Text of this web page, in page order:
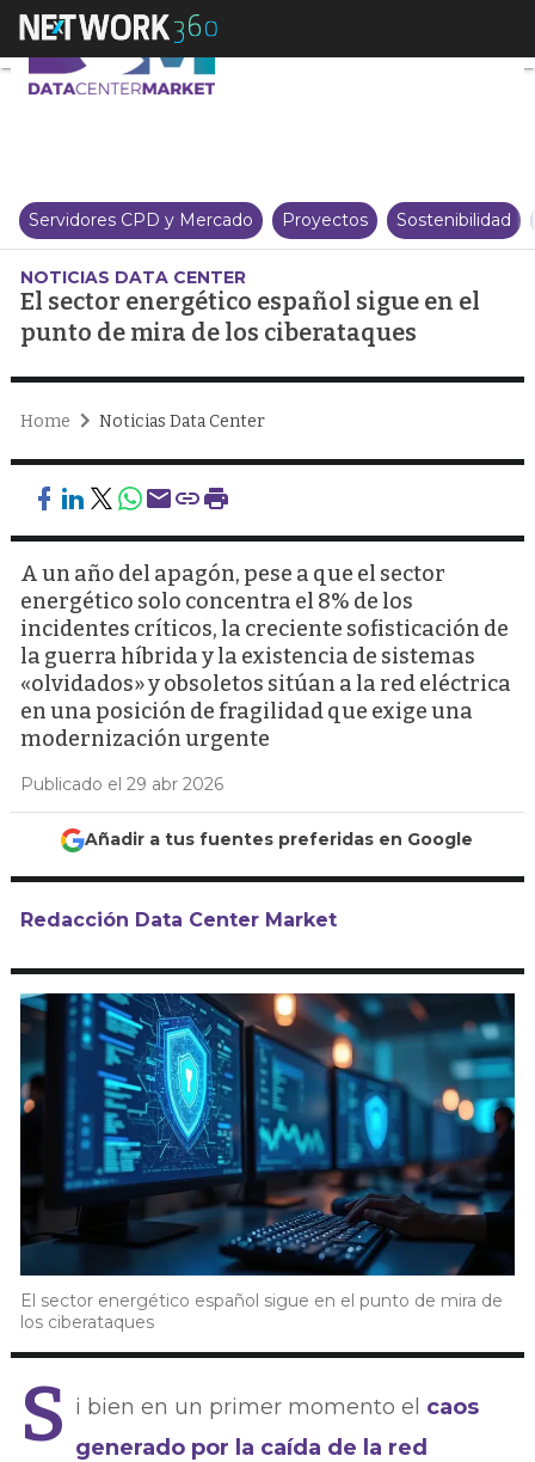
El sector energético español
Servidores CPD y Mercado Proyectos Sostenibilidad
NOTICIAS DATA CENTER
El sector energético español sigue en el
punto de mira de los ciberataques
Home Noticias Data Center
A un año del apagón, pese a que el sector
energético solo concentra el 8% de los
incidentes críticos, la creciente sofisticación de
la guerra híbrida y la existencia de sistemas
«olvidados» y obsoletos sitúan a la red eléctrica
en una posición de fragilidad que exige una
modernización urgente
Publicado el 29 abr 2026
Añadir a tus fuentes preferidas en Google
Redacción Data Center Market
El sector energético español sigue en el punto de mira de
los ciberataques
S i bien en un primer momento el caos
generado por la caída de la red